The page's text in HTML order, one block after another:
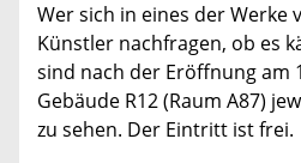
Wer sich in eines der Werke
Künstler nachfragen, ob es
sind nach der Eröffnung am
Gebäude R12 (Raum A87)
zu sehen. Der Eintritt ist frei.